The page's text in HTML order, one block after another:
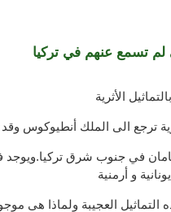
الأثرية
ترجع الى الملك أنطيوكوس وقد
في جنوب شرق تركيا.ويوجد
و أرمنية
التماثيل العجيبة ولماذا هى